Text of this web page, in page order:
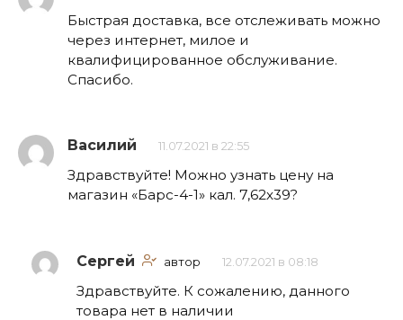
Быстрая доставка, все отслеживать можно
через интернет, милое и
квалифицированное обслуживание.
Спасибо.
Василий 11.07.2021 в 22:55
Здравствуйте! Можно узнать цену на
магазин «Барс-4-1» кал. 7,62х39?
Сергей автор 12.07.2021 в 08:18
Здравствуйте. К сожалению, данного
товара нет в наличии